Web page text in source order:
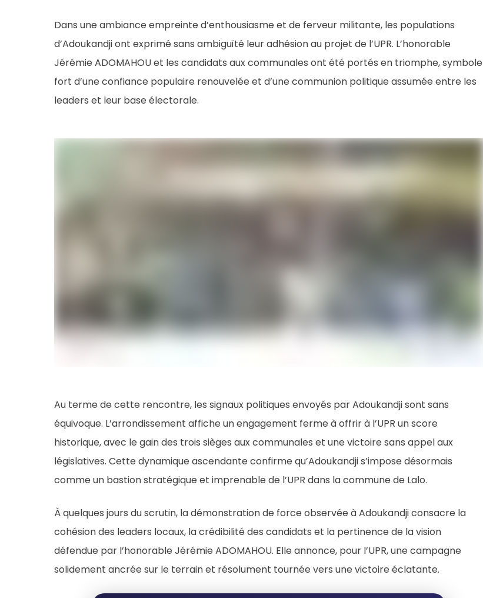
Dans une ambiance empreinte d’enthousiasme et de ferveur militante, les populations
d’Adoukandji ont exprimé sans ambiguïté leur adhésion au projet de l’UPR. L’honorable
Jérémie ADOMAHOU et les candidats aux communales ont été portés en triomphe, symbole
fort d’une confiance populaire renouvelée et d’une communion politique assumée entre les
leaders et leur base électorale.
Au terme de cette rencontre, les signaux politiques envoyés par Adoukandji sont sans
équivoque. L’arrondissement affiche un engagement ferme à offrir à l’UPR un score
historique, avec le gain des trois sièges aux communales et une victoire sans appel aux
législatives. Cette dynamique ascendante confirme qu’Adoukandji s’impose désormais
comme un bastion stratégique et imprenable de l’UPR dans la commune de Lalo.
À quelques jours du scrutin, la démonstration de force observée à Adoukandji consacre la
cohésion des leaders locaux, la crédibilité des candidats et la pertinence de la vision
défendue par l’honorable Jérémie ADOMAHOU. Elle annonce, pour l’UPR, une campagne
solidement ancrée sur le terrain et résolument tournée vers une victoire éclatante.